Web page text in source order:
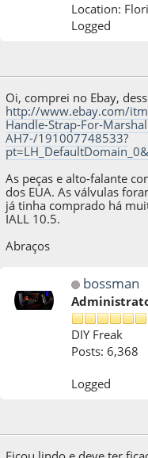
Location:
Logged
Oi, comprei no Ebay,
http://www.ebay.com/
Handle-Strap-For-
AH7-/191007748533?
As peças e alto-falante
dos EUA. As válvulas
já tinha comprado há
IALL 10.5.
Abraços
bossman
DIY Freak
Posts: 6,368
Logged